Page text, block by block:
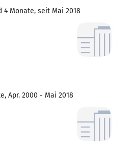
4 Monate, seit Mai 2018
Apr. 2000 - Mai 2018